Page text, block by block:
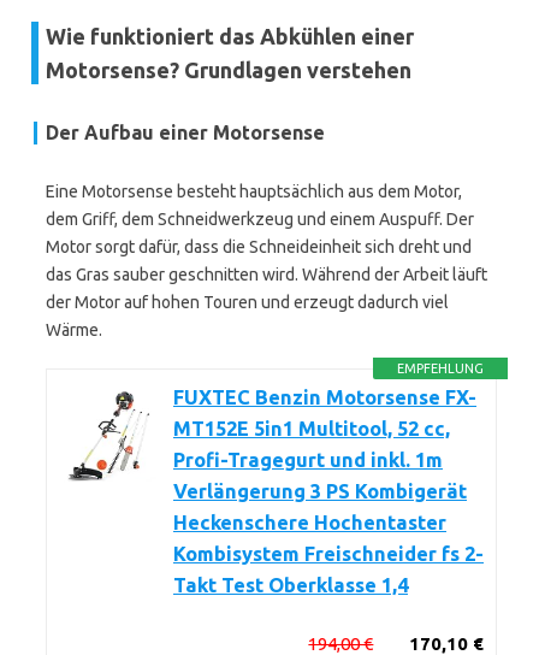
Wie funktioniert das Abkühlen einer
Motorsense? Grundlagen verstehen
Der Aufbau einer Motorsense
Eine Motorsense besteht hauptsächlich aus dem Motor,
dem Griff, dem Schneidwerkzeug und einem Auspuff. Der
Motor sorgt dafür, dass die Schneideinheit sich dreht und
das Gras sauber geschnitten wird. Während der Arbeit läuft
der Motor auf hohen Touren und erzeugt dadurch viel
Wärme.
EMPFEHLUNG
FUXTEC Benzin Motorsense FX-
MT152E 5in1 Multitool, 52 cc,
Profi-Tragegurt und inkl. 1m
Verlängerung 3 PS Kombigerät
Heckenschere Hochentaster
Kombisystem Freischneider fs 2-
Takt Test Oberklasse 1,4
170,10 €
194,00 €